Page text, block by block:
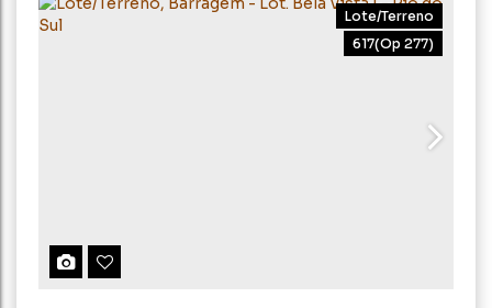
617(Op 277)
Lote/Terreno